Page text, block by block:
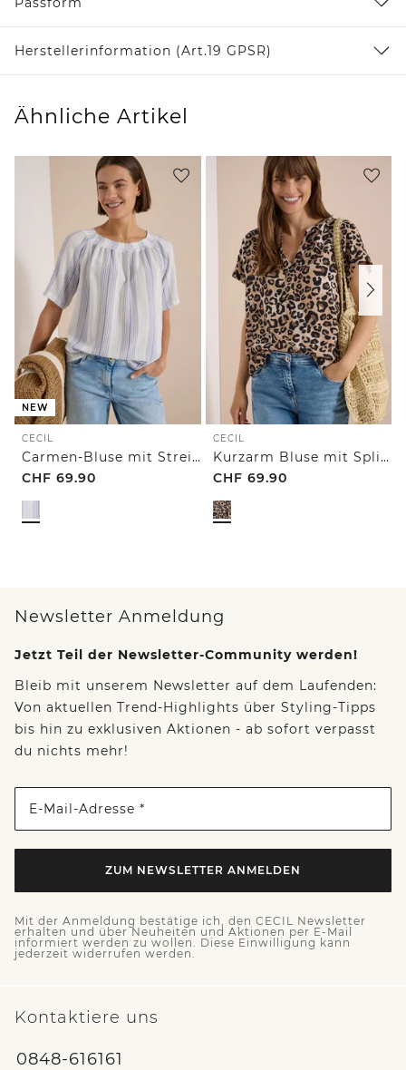
Herstellerinformation (Art.19 GPSR)
Ähnliche Artikel
NEW
CECIL
Carmen-Bluse mit Streifenmuster
CHF 69.90
CECIL
Kurzarm Bluse mit Split Neck und Leo-Print
CHF 69.90
Newsletter Anmeldung
Jetzt Teil der Newsletter-Community werden!
Bleib mit unserem Newsletter auf dem Laufenden:
Von aktuellen Trend-Highlights über Styling-Tipps
bis hin zu exklusiven Aktionen - ab sofort verpasst
du nichts mehr!
E-Mail-Adresse *
ZUM NEWSLETTER ANMELDEN
Mit der Anmeldung bestätige ich, den CECIL Newsletter
erhalten und über Neuheiten und Aktionen per E-Mail
informiert werden zu wollen. Diese Einwilligung kann
jederzeit widerrufen werden.
Kontaktiere uns
0848-616161